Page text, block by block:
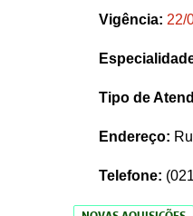
Vigência: 22/
Tipo de
Endereço:
Telefone: